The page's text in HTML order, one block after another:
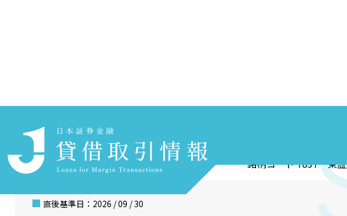
（株）アールシーコア銘柄コード 7837 東証
直後基準日：2026 / 09 / 30